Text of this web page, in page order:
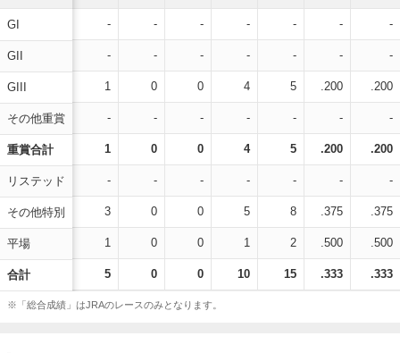
GI
GII
GIII
その他重賞
重賞合計
リステッド
その他特別
平場
合計
- - - - - - -
- - - - - - -
1 0 0 4 5 .200 .200
- - - - - - -
1 0 0 4 5 .200 .200
- - - - - - -
3 0 0 5 8 .375 .375
1 0 0 1 2 .500 .500
5 0 0 10 15 .333 .333
※「総合成績」はJRAのレースのみとなります。